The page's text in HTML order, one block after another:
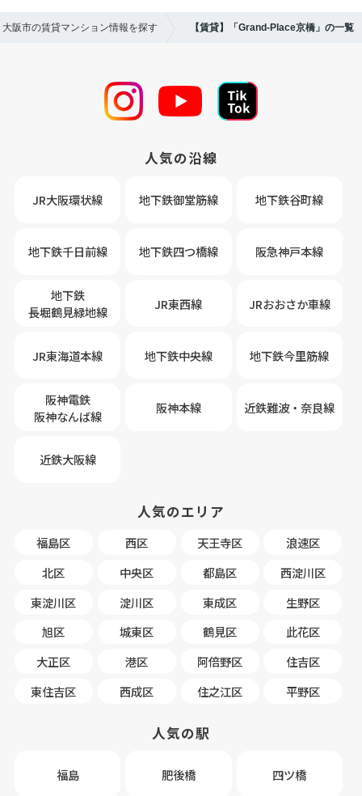
阪市の賃貸マンション情報を探す 【賃貸】「Grand-Place京橋」の一覧
人気の沿線
JR大阪環状線 地下鉄御堂筋線 地下鉄谷町線
地下鉄千日前線 地下鉄四つ橋線 阪急神戸本線
地下鉄
長堀鶴見緑地線
JR東西線 JRおおさか車線
JR東海道本線 地下鉄中央線 地下鉄今里筋線
阪神電鉄
阪神なんば線
阪神本線 近鉄難波・奈良線
近鉄大阪線
人気のエリア
福島区 西区 天王寺区
浪速区
北区
中央区 都島区
西淀川区
東淀川区
淀川区 東成区
生野区
旭区
城東区 鶴見区
此花区
大正区
港区 阿倍野区
住吉区
東住吉区
西成区 住之江区 平野区
人気の駅
福島 肥後橋 四ツ橋